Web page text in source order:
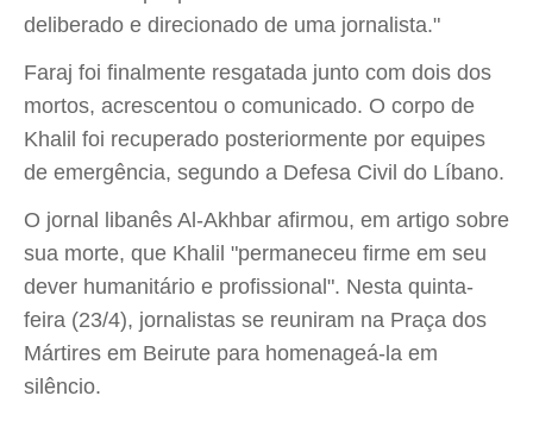
deliberado e direcionado de uma jornalista."
Faraj foi finalmente resgatada junto com dois dos
mortos, acrescentou o comunicado. O corpo de
Khalil foi recuperado posteriormente por equipes
de emergência, segundo a Defesa Civil do Líbano.
O jornal libanês Al-Akhbar afirmou, em artigo sobre
sua morte, que Khalil "permaneceu firme em seu
dever humanitário e profissional". Nesta quinta-
feira (23/4), jornalistas se reuniram na Praça dos
Mártires em Beirute para homenageá-la em
silêncio.